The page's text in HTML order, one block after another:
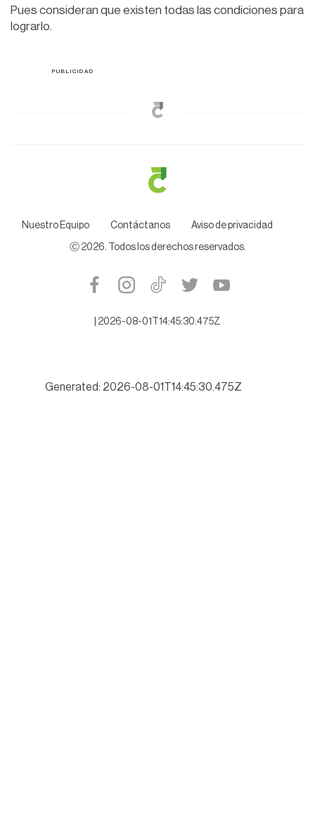
Pues consideran que existen todas las condiciones para
lograrlo.
Nuestro Equipo Contáctanos Aviso de privacidad
Ⓒ 2026. Todos los derechos reservados.
2026-08-01T14:45:30.475Z
Generated: 2026-08-01T14:45:30.475Z